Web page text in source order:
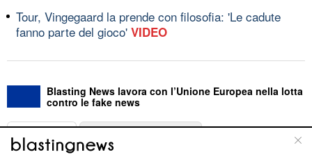
Tour, Vingegaard la prende con filosofia: 'Le cadute
fanno parte del gioco' VIDEO
Blasting News lavora con l’Unione Europea nella lotta
contro le fake news
ABOUT